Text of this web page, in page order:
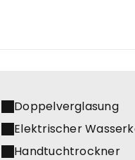
Doppelverglasung
Elektrischer
Handtuchtrockner